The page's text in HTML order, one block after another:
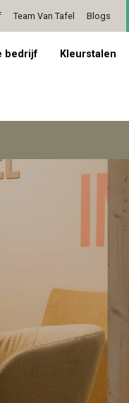
5/5
Team Van Tafel Blogs
Contact
bedrijf Kleurstalen